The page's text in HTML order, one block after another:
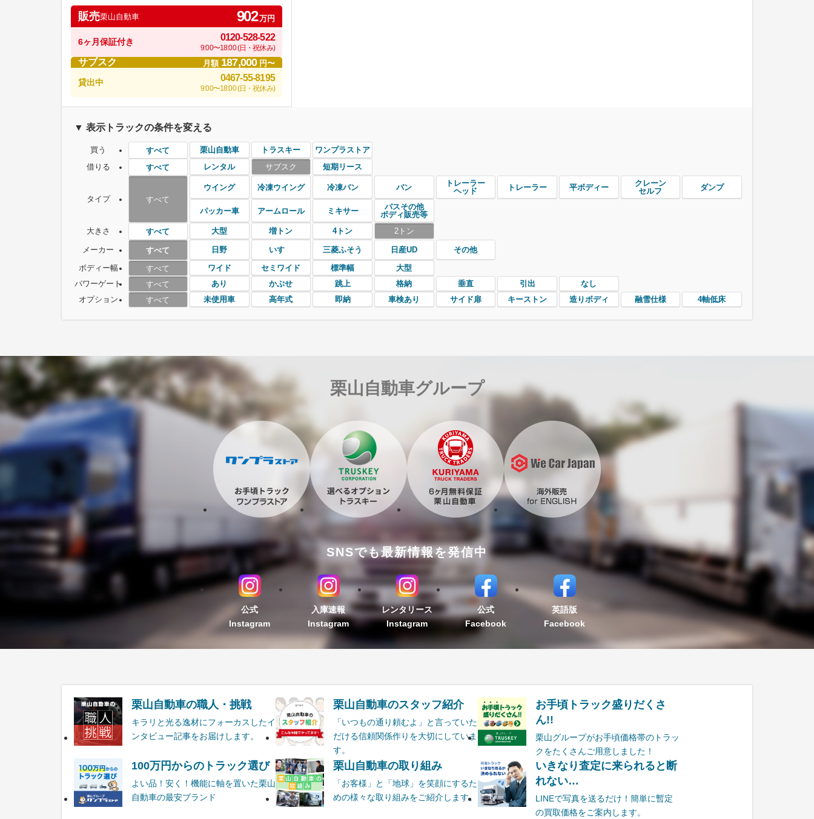
販売栗山自動車 902万円
6ヶ月保証付き 0120-528-522
9:00〜18:00 (日・祝休み)
サブスク 月額 187,000円〜
貸出中 0467-55-8195
9:00〜18:00 (日・祝休み)
▼ 表示トラックの条件を変える
買う すべて 栗山自動車 トラスキー
ワンプラストア
借りる
すべて レンタル サブスク 短期リース
タイプ すべて
ウイング 冷凍ウイング 冷凍バン バン
トレーラー
ヘッド
トレーラー 平ボディー
クレーン
セルフ
ダンプ
パッカー車 アームロール ミキサー
バスその他
ボディ販売等
大きさ
すべて 大型 増トン 4トン 2トン
メーカー すべて 日野 いすゞ 三菱ふそう 日産UD
その他
ボディー幅
すべて ワイド セミワイド 標準幅
大型
パワーゲート
すべて あり かぶせ 跳上 格納 垂直 引出
なし
オプション
すべて 未使用車 高年式 即納 車検あり サイド扉 キーストン 造りボディ 融雪仕様 4軸低床
栗山自動車グループ
SNSでも最新情報を発信中
公式
Instagram
入庫速報
Instagram
レンタリース
Instagram
公式
Facebook
英語版
Facebook
栗山自動車の職人・挑戦
キラリと光る逸材にフォーカスしたイ
ンタビュー記事をお届けします。
栗山自動車のスタッフ紹介
「いつもの通り頼むよ」と言っていた
だける信頼関係作りを大切にしていま
す。
お手頃トラック盛りだくさ
ん!!
栗山グループがお手頃価格帯のトラッ
クをたくさんご用意しました！
100万円からのトラック選び
よい品！安く！機能に軸を置いた栗山
自動車の最安ブランド
栗山自動車の取り組み
「お客様」と「地球」を笑顔にするた
めの様々な取り組みをご紹介します。
いきなり査定に来られると断
れない…
LINEで写真を送るだけ！簡単に暫定
の買取価格をご案内します。